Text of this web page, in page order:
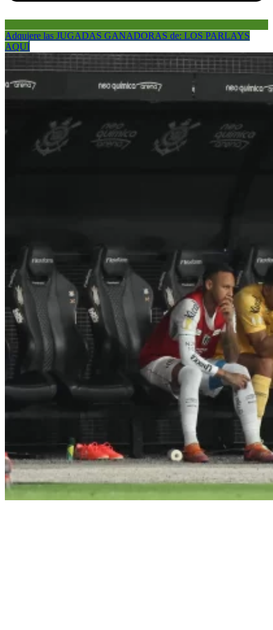
Adquiere las JUGADAS GANADORAS de: LOS PARLAYS
AQUÍ